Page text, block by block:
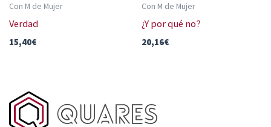
Con M de Mujer
Verdad
15,40€
Con M de Mujer
¿Y por qué no?
20,16€